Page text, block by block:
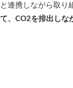
連携しながら取り
、CO2を排出しな